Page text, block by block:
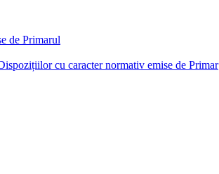
de Primarul
cu caracter normativ emise de Primar